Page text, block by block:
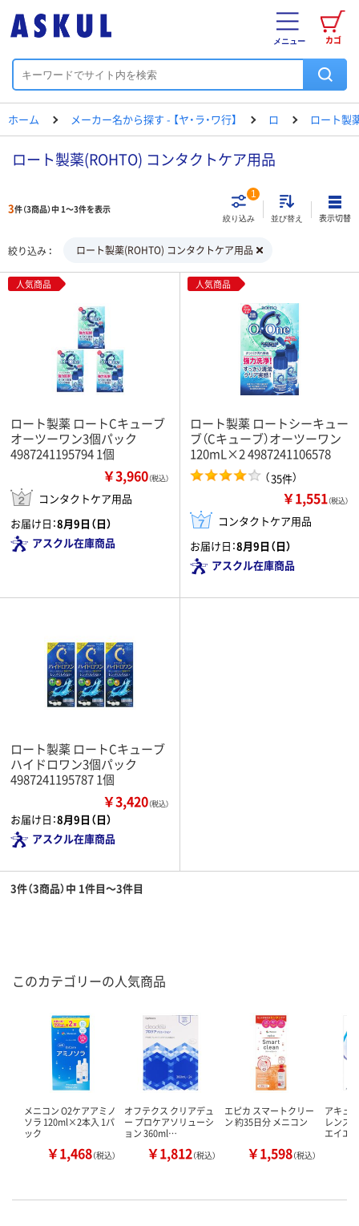
カゴ
メニュー
ホーム メーカー名から探す - 【ヤ・ラ・ワ行】 ロ ロート製
ロート製薬(ROHTO) コンタクトケア用品
3件（3商品）中 1～3件を表示
絞り込み
1
並び替え 表示切替
絞り込み ロート製薬(ROHTO) コンタクトケア用品
人気商品
ロート製薬 ロートCキューブ
オーツーワン3個パック
4987241195794 1個
￥3,960（税込）
コンタクトケア用品
お届け日：8月9日（日）
アスクル在庫商品
人気商品
ロート製薬 ロートシーキュー
ブ（Cキューブ）オーツーワン
120mL×2 4987241106578
（35件）
￥1,551（税込）
コンタクトケア用品
お届け日：8月9日（日）
アスクル在庫商品
ロート製薬 ロートCキューブ
ハイドロワン3個パック
4987241195787 1個
￥3,420（税込）
お届け日：8月9日（日）
アスクル在庫商品
3件（3商品）中 1件目～3件目
このカテゴリーの人気商品
メニコン O2ケアアミノ
ソラ 120ml×2本入 1パ
ック
￥1,468（税込）
オフテクス クリアデュ
ー プロケアソリューシ
ョン 360ml…
￥1,812（税込）
エピカ スマートクリー
ン 約35日分 メニコン
￥1,598（税込）
アキュ
レンズ
エイエ